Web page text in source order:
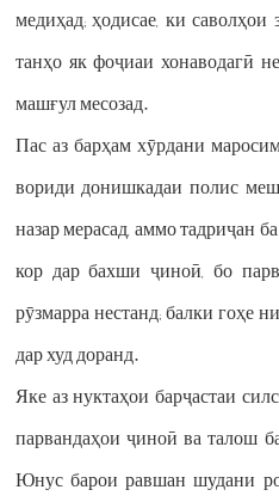
медиҳад; ҳодисае, ки
танҳо як фоҷиаи хонаводагӣ
машғул месозад.
Пас аз барҳам хӯрдани
вориди донишкадаи полис
назар мерасад, аммо тадриҷан
кор дар бахши ҷиноӣ, бо
рӯзмарра нестанд; балки гоҳе
дар худ доранд.
Яке аз нуктаҳои барҷастаи
парвандаҳои ҷиноӣ ва талош
Юнус барои равшан шудани